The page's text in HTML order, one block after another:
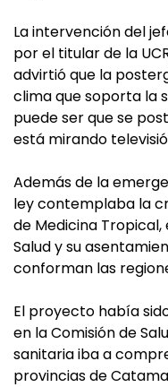
La intervención del
por el titular de la
advirtió que la
clima que soporta la
puede ser que se
está mirando
Además de la
ley contemplaba la
de Medicina
Salud y su
conforman las
El proyecto había
en la Comisión de
sanitaria iba a
provincias de